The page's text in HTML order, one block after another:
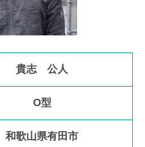
貴志 公人
O型
和歌山県有田市